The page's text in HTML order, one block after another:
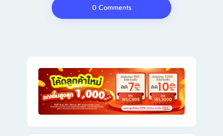
0 Comments